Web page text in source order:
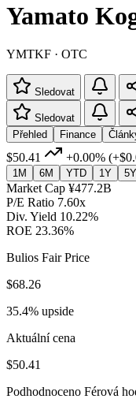
Yamato
YMTKF · OTC
Sledovat
Sledovat
Přehled
Finance
$50.41 +0.00%
1M 6M YTD 1Y 5Y
Market Cap ¥477.2B
P/E Ratio 7.60x
Div. Yield 10.22%
ROE 23.36%
Bulios Fair Price
$68.26
35.4% upside
Aktuální cena
$50.41
Podhodnoceno Férová